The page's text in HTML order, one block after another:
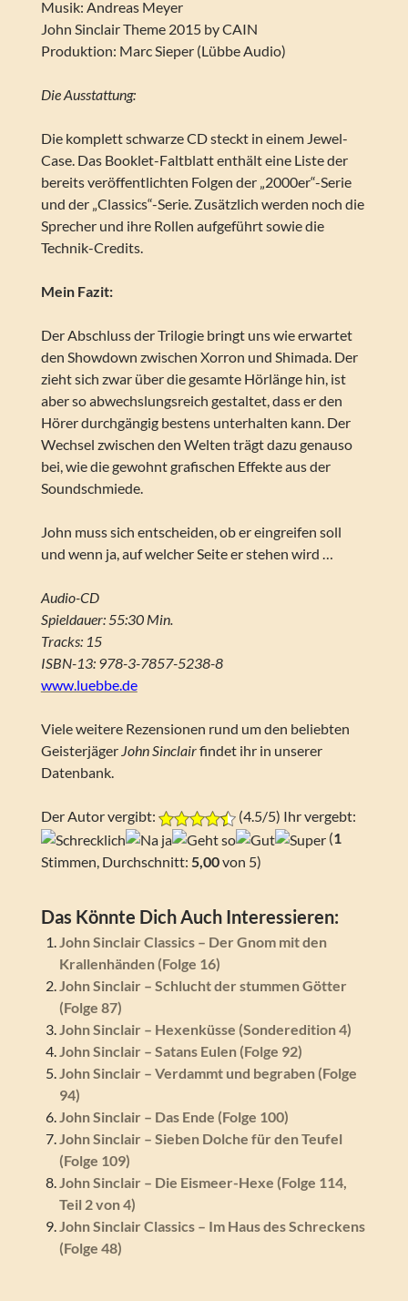
Musik: Andreas Meyer
John Sinclair Theme 2015 by CAIN
Produktion: Marc Sieper (Lübbe Audio)
Die Ausstattung:
Die komplett schwarze CD steckt in einem Jewel-
Case. Das Booklet-Faltblatt enthält eine Liste der
bereits veröffentlichten Folgen der „2000er“-Serie
und der „Classics“-Serie. Zusätzlich werden noch die
Sprecher und ihre Rollen aufgeführt sowie die
Technik-Credits.
Mein Fazit:
Der Abschluss der Trilogie bringt uns wie erwartet
den Showdown zwischen Xorron und Shimada. Der
zieht sich zwar über die gesamte Hörlänge hin, ist
aber so abwechslungsreich gestaltet, dass er den
Hörer durchgängig bestens unterhalten kann. Der
Wechsel zwischen den Welten trägt dazu genauso
bei, wie die gewohnt grafischen Effekte aus der
Soundschmiede.
John muss sich entscheiden, ob er eingreifen soll
und wenn ja, auf welcher Seite er stehen wird …
Audio-CD
Spieldauer: 55:30 Min.
Tracks: 15
ISBN-13: 978-3-7857-5238-8
www.luebbe.de
Viele weitere Rezensionen rund um den beliebten
Geisterjäger John Sinclairfindet ihr in unserer
Datenbank.
Der Autor vergibt:
(4.5/5) Ihr vergebt:
(1
Stimmen, Durchschnitt: 5,00von 5)
Das Könnte Dich Auch Interessieren:
John Sinclair Classics – Der Gnom mit den
Krallenhänden (Folge 16)
John Sinclair – Schlucht der stummen Götter
(Folge 87)
John Sinclair – Hexenküsse (Sonderedition 4)
John Sinclair – Satans Eulen (Folge 92)
John Sinclair – Verdammt und begraben (Folge
94)
John Sinclair – Das Ende (Folge 100)
John Sinclair – Sieben Dolche für den Teufel
(Folge 109)
John Sinclair – Die Eismeer-Hexe (Folge 114,
Teil 2 von 4)
John Sinclair Classics – Im Haus des Schreckens
(Folge 48)